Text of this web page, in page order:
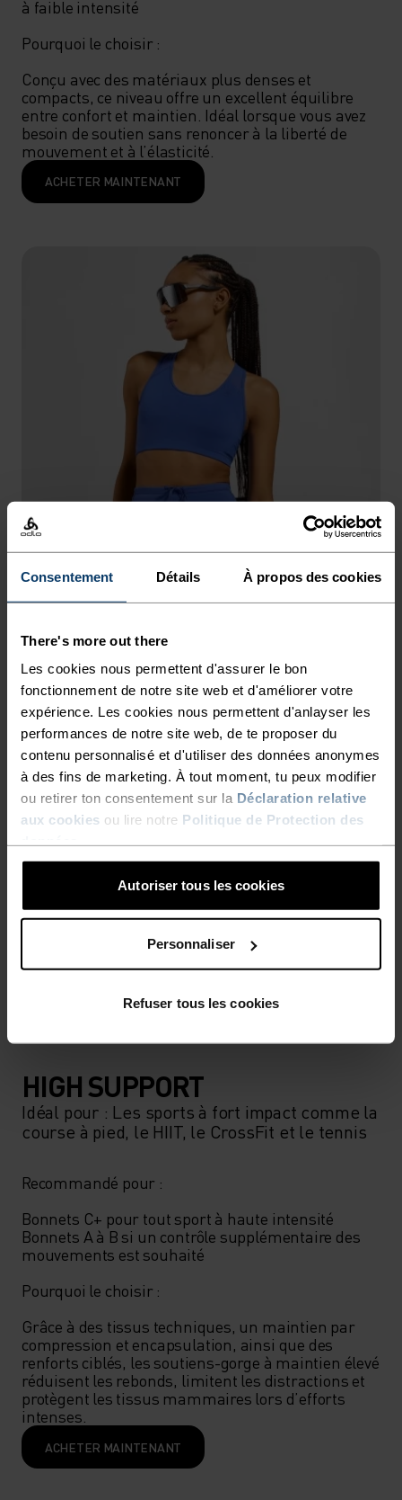
Consentement Détails À propos des cookies
There's more out there
Les cookies nous permettent d'assurer le bon
fonctionnement de notre site web et d'améliorer votre
expérience. Les cookies nous permettent d'anlayser les
performances de notre site web, de te proposer du
contenu personnalisé et d'utiliser des données anonymes
à des fins de marketing. À tout moment, tu peux modifier
ou retirer ton consentement sur la Déclaration relative
aux cookies ou lire notre Politique de Protection des
Autoriser tous les cookies
Personnaliser
Refuser tous les cookies
à faible intensité
Pourquoi le choisir :
Conçu avec des matériaux plus denses et
compacts, ce niveau offre un excellent équilibre
entre confort et maintien. Idéal lorsque vous avez
besoin de soutien sans renoncer à la liberté de
mouvement et à l’élasticité.
ACHETER MAINTENANT
HIGH SUPPORT
Idéal pour : Les sports à fort impact comme la
course à pied, le HIIT, le CrossFit et le tennis
Recommandé pour :
Bonnets C+ pour tout sport à haute intensité
Bonnets A à B si un contrôle supplémentaire des
mouvements est souhaité
Pourquoi le choisir :
Grâce à des tissus techniques, un maintien par
compression et encapsulation, ainsi que des
renforts ciblés, les soutiens-gorge à maintien élevé
réduisent les rebonds, limitent les distractions et
protègent les tissus mammaires lors d’efforts
intenses.
ACHETER MAINTENANT